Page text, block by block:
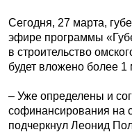
Сегодня, 27 марта,
эфире программы
в строительство
будет вложено более 1
– Уже определены и
софинансирования на
подчеркнул Леонид